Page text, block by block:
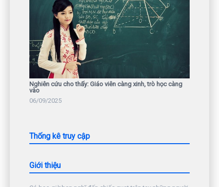
Nghiên cứu cho thấy: Giáo viên càng xinh, trò học càng
vào
06/09/2025
Thống kê truy cập
Giới thiệu